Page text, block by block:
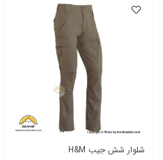
شلوار شش جیب H&M